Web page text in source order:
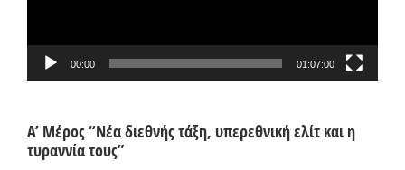
00:00 01:07:00
Α’ Μέρος “Νέα διεθνής τάξη, υπερεθνική ελίτ και η
τυραννία τους”